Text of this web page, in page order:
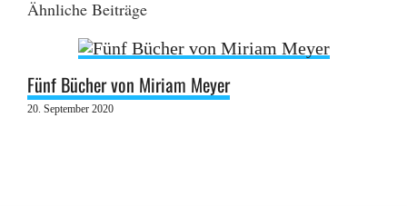
Ähnliche Beiträge
Fünf Bücher von Miriam Meyer
20. September 2020